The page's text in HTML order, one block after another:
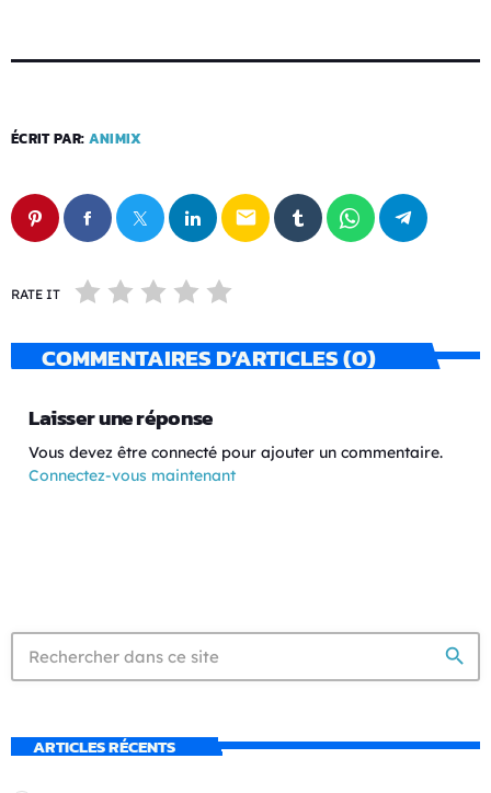
ÉCRIT PAR: ANIMIX
email
RATE IT
COMMENTAIRES D’ARTICLES (0)
Laisser une réponse
Vous devez être connecté pour ajouter un commentaire.
Connectez-vous maintenant
search
ARTICLES RÉCENTS